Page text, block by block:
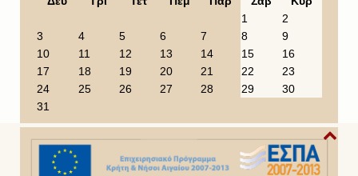
e
a
r
o
t
h
1
2
3
4 5 6 7 8
9
10
11 12 13 14 15
16
17
18 19 20 21 22
23
24
25 26 27 28 29
30
31